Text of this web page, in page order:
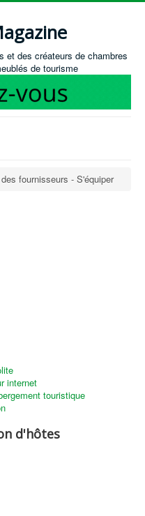
et des créateurs de chambres
de tourisme
/ Nous contacter
fournisseurs - S'équiper
internet
touristique
d'hôtes